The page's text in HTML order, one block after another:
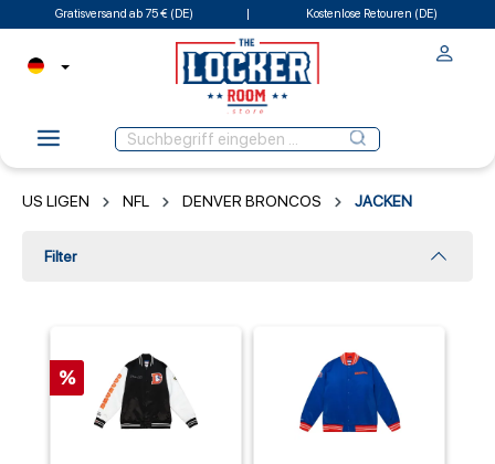
Gratisversand ab 75 € (DE) Kostenlose Retouren (DE)
US LIGEN NFL DENVER BRONCOS JACKEN
Filter
%